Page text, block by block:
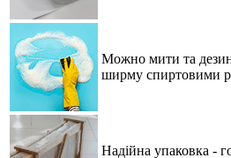
Можно мити та
ширму спиртовими
Надійна упаковка -